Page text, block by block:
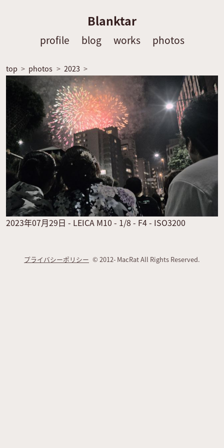
Blanktar
profile blog works photos
top photos 2023
2023年07月29日 - LEICA M10 - 1/8 - F4 - ISO3200
プライバシーポリシー © 2012- MacRat All Rights Reserved.